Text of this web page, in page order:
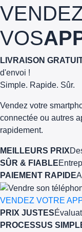
VOS
LIVRAISON
d'envoi !
Simple. Rapide. Sûr.
Vendez votre
connectée ou autres
rapidement.
MEILLEURS PRIX
SÛR & FIABLE
PAIEMENT RAPIDE
VENDEZ VOTRE
PRIX JUSTES
PROCESSUS